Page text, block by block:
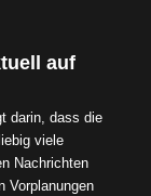
auf
darin, dass die
viele
Nachrichten
Vorplanungen